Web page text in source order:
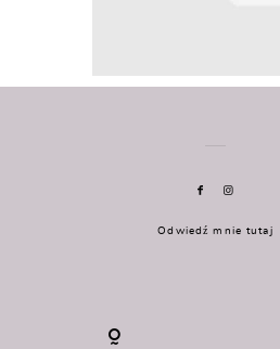
Odwiedź mnie tutaj